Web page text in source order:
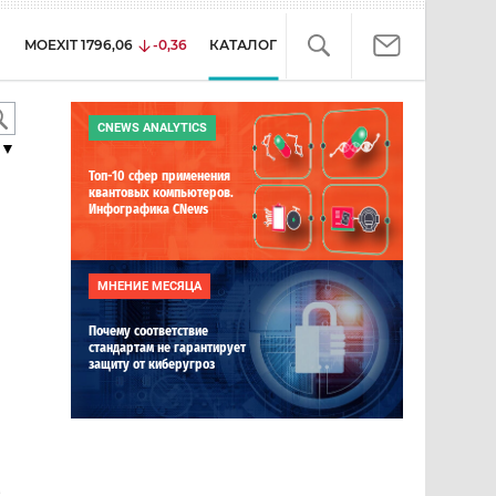
MOEXIT 1796,06 -0,36 КАТАЛОГ
▼
CNEWS ANALYTICS
Топ-10 сфер применения
квантовых компьютеров.
Инфографика CNews
МНЕНИЕ МЕСЯЦА
Почему соответствие
стандартам не гарантирует
защиту от киберугроз